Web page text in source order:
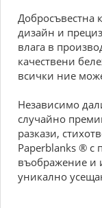
Добросъвестна
дизайн и
влага в
качествени
всички ние
Независимо
случайно
разкази,
Paperblanks ® с
въображение и
уникално